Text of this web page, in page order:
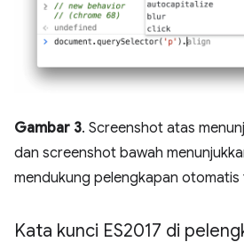
Gambar 3. Screenshot atas
dan screenshot bawah
mendukung pelengkapan otomatis
Kata kunci ES2017 di